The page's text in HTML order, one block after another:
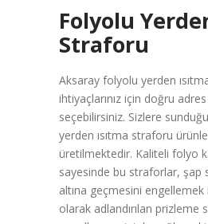
Folyolu
Straforu
Aksaray folyolu yerden
ihtiyaçlarınız için doğru
seçebilirsiniz. Sizlere
yerden ısıtma straforu
üretilmektedir. Kaliteli folyo
sayesinde bu straforlar, şap
altına geçmesini engellemek
olarak adlandırılan prizleme